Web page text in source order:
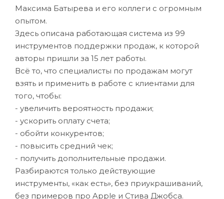
Максима Батырева и его коллеги с огромным
опытом.
Здесь описана работающая система из 99
инструментов поддержки продаж, к которой
авторы пришли за 15 лет работы.
Всё то, что специалисты по продажам могут
взять и применить в работе с клиентами для
того, чтобы:
- увеличить вероятность продажи;
- ускорить оплату счета;
- обойти конкурентов;
- повысить средний чек;
- получить дополнительные продажи.
Разбираются только действующие
инструменты, «как есть», без приукрашиваний,
без примеров про Apple и Стива Джобса.